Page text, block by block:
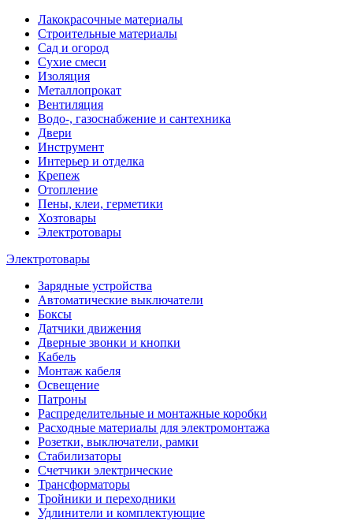
Лакокрасочные материалы
Строительные материалы
Сад и огород
Сухие смеси
Изоляция
Металлопрокат
Вентиляция
Водо-, газоснабжение и сантехника
Двери
Инструмент
Интерьер и отделка
Крепеж
Отопление
Пены, клеи, герметики
Хозтовары
Электротовары
Электротовары
Зарядные устройства
Автоматические выключатели
Боксы
Датчики движения
Дверные звонки и кнопки
Кабель
Монтаж кабеля
Освещение
Патроны
Распределительные и монтажные коробки
Расходные материалы для электромонтажа
Розетки, выключатели, рамки
Стабилизаторы
Счетчики электрические
Трансформаторы
Тройники и переходники
Удлинители и комплектующие